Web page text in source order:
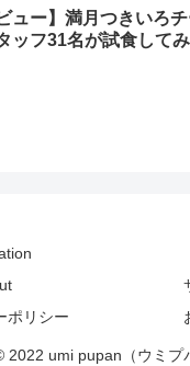
ュー】満月つきいろ
ッフ31名が試食してみ
ポリシー
2022 umi pupan（ウミプ